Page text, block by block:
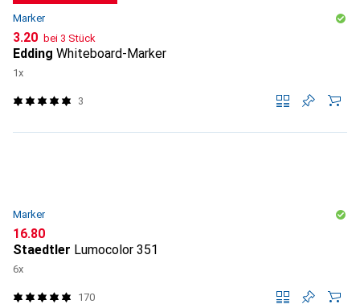
Marker
CHF
3.20 bei 3 Stück
Edding Whiteboard-Marker
1x
3
Marker
CHF
16.80
Staedtler Lumocolor 351
6x
170